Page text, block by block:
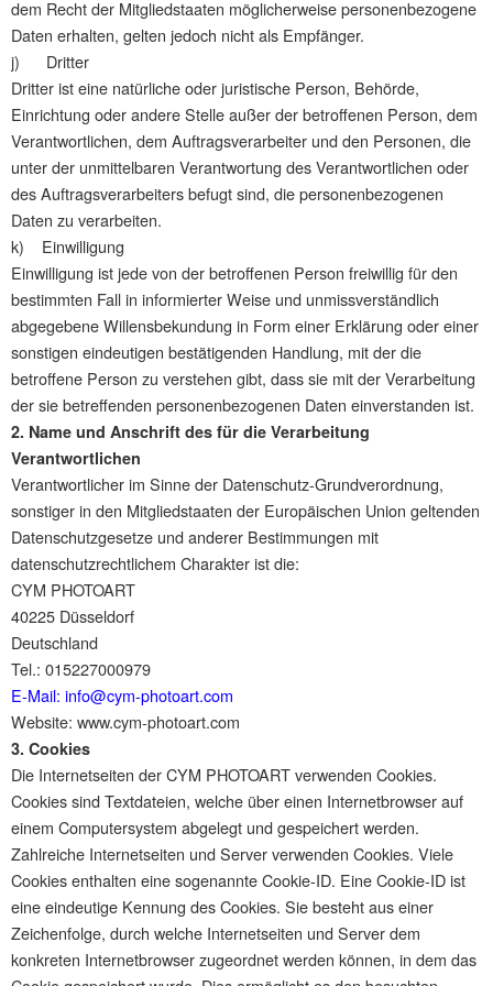
dem Recht der Mitgliedstaaten möglicherweise personenbezogene
Daten erhalten, gelten jedoch nicht als Empfänger.
j) Dritter
Dritter ist eine natürliche oder juristische Person, Behörde,
Einrichtung oder andere Stelle außer der betroffenen Person, dem
Verantwortlichen, dem Auftragsverarbeiter und den Personen, die
unter der unmittelbaren Verantwortung des Verantwortlichen oder
des Auftragsverarbeiters befugt sind, die personenbezogenen
Daten zu verarbeiten.
k) Einwilligung
Einwilligung ist jede von der betroffenen Person freiwillig für den
bestimmten Fall in informierter Weise und unmissverständlich
abgegebene Willensbekundung in Form einer Erklärung oder einer
sonstigen eindeutigen bestätigenden Handlung, mit der die
betroffene Person zu verstehen gibt, dass sie mit der Verarbeitung
der sie betreffenden personenbezogenen Daten einverstanden ist.
2. Name und Anschrift des für die Verarbeitung
Verantwortlichen
Verantwortlicher im Sinne der Datenschutz-Grundverordnung,
sonstiger in den Mitgliedstaaten der Europäischen Union geltenden
Datenschutzgesetze und anderer Bestimmungen mit
datenschutzrechtlichem Charakter ist die:
CYM PHOTOART
40225 Düsseldorf
Deutschland
Tel.: 015227000979
E-Mail: info@cym-photoart.com
Website: www.cym-photoart.com
3. Cookies
Die Internetseiten der CYM PHOTOART verwenden Cookies.
Cookies sind Textdateien, welche über einen Internetbrowser auf
einem Computersystem abgelegt und gespeichert werden.
Zahlreiche Internetseiten und Server verwenden Cookies. Viele
Cookies enthalten eine sogenannte Cookie-ID. Eine Cookie-ID ist
eine eindeutige Kennung des Cookies. Sie besteht aus einer
Zeichenfolge, durch welche Internetseiten und Server dem
konkreten Internetbrowser zugeordnet werden können, in dem das